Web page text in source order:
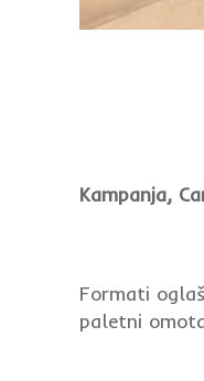
Kampanja,
Formati
paletni